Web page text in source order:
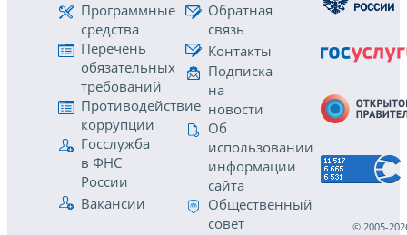
Программные
средства
Перечень
обязательных
требований
Противодействие
коррупции
Госслужба
в ФНС
России
Вакансии
Обратная
связь
Контакты
Подписка
на
новости
Об
использовании
информации
сайта
Общественный
совет
© 2005-